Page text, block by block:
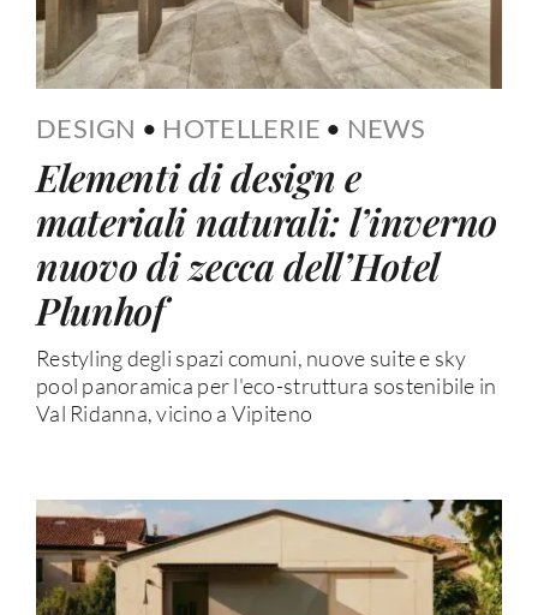
DESIGN • HOTELLERIE • NEWS
Elementi di design e
materiali naturali: l’inverno
nuovo di zecca dell’Hotel
Plunhof
Restyling degli spazi comuni, nuove suite e sky
pool panoramica per l'eco-struttura sostenibile in
Val Ridanna, vicino a Vipiteno